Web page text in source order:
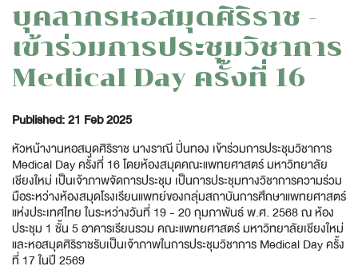
บุคลากรหอสมุดศิริราช -
เข้าร่วมการประชุมวิชาการ
Medical Day ครั้งที่ 16
Published: 21 Feb 2025
หัวหน้างานหอสมุดศิริราช นางราณี ปิ่นทอง เข้าร่วมการประชุมวิชาการ
Medical Day ครั้งที่ 16 โดยห้องสมุดคณะแพทยศาสตร์ มหาวิทยาลัย
เชียงใหม่ เป็นเจ้าภาพจัดการประชุม เป็นการประชุมทางวิชาการความร่วม
มือระหว่างห้องสมุดโรงเรียนแพทย์ของกลุ่มสถาบันการศึกษาแพทยศาสตร์
แห่งประเทศไทย ในระหว่างวันที่ 19 - 20 กุมภาพันธ์ พ.ศ. 2568 ณ ห้อง
ประชุม 1 ชั้น 5 อาคารเรียนรวม คณะแพทยศาสตร์ มหาวิทยาลัยเชียงใหม่
และหอสมุดศิริราชรับเป็นเจ้าภาพในการประชุมวิชาการ Medical Day ครั้ง
ที่ 17 ในปี 2569